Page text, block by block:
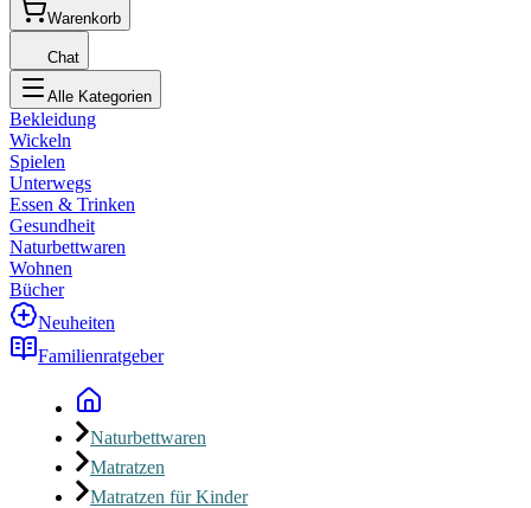
Warenkorb
Chat
Alle Kategorien
Bekleidung
Wickeln
Spielen
Unterwegs
Essen & Trinken
Gesundheit
Naturbettwaren
Wohnen
Bücher
Neuheiten
Familienratgeber
Naturbettwaren
Matratzen
Matratzen für Kinder